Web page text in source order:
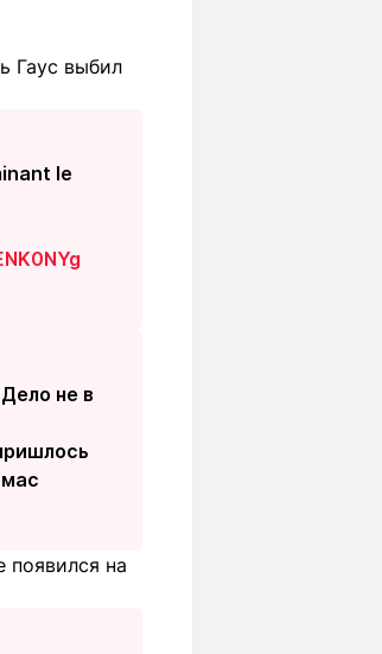
Гаус выбил
le
не в
появился на